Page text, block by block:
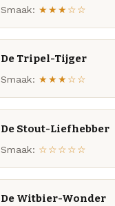
Smaak: ★★★☆☆
De Tripel-Tijger
Smaak: ★★★☆☆
De Stout-Liefhebber
Smaak: ☆☆☆☆☆
De Witbier-Wonder